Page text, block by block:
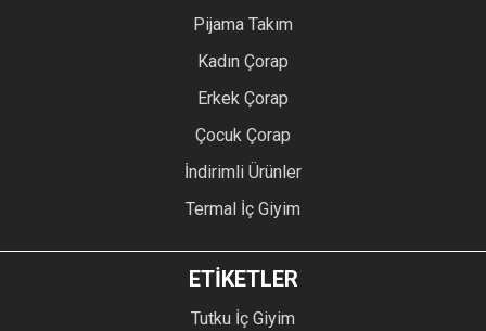
Pijama Takım
Kadın Çorap
Erkek Çorap
Çocuk Çorap
İndirimli Ürünler
Termal İç Giyim
ETİKETLER
Tutku İç Giyim